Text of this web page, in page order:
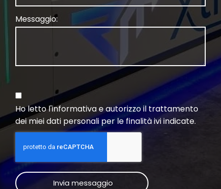
Messaggio:
Ho lettol'informativae autorizzo il trattamento
dei miei dati personali per le finalità ivi indicate.